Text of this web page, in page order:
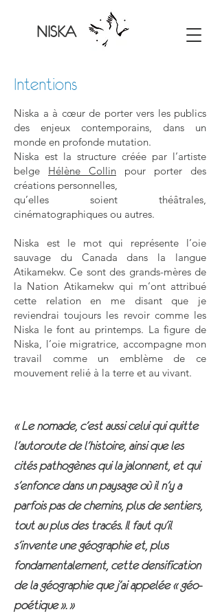
NISKA
Intentions
Niska a à cœur de porter vers les publics
des enjeux contemporains, dans un
monde en profonde mutation.
Niska est la structure créée par l’artiste
belge Hélène Collin pour porter des
créations personnelles,
qu’elles soient théâtrales,
cinématographiques ou autres.
Niska est le mot qui représente l’oie
sauvage du Canada dans la langue
Atikamekw. Ce sont des grands-mères de
la Nation Atikamekw qui m’ont attribué
cette relation en me disant que je
reviendrai toujours les revoir comme les
Niska le font au printemps. La figure de
Niska, l’oie migratrice, accompagne mon
travail comme un emblème de ce
mouvement relié à la terre et au vivant.
« Le nomade, c’est aussi celui qui quitte
l’autoroute de l’histoire, ainsi que les
cités pathogènes qui la jalonnent, et qui
s’enfonce dans un paysage où il n’y a
parfois pas de chemins, plus de sentiers,
tout au plus des tracés. Il faut qu’il
s’invente une géographie et, plus
fondamentalement, cette densification
de la géographie que j’ai appelée « géo-
poétique ». »